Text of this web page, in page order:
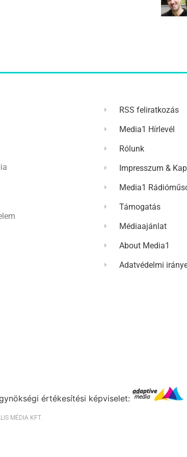
RSS feliratkozás
Media1 Hírlevél
Rólunk
Impresszum &
Media1
Támogatás
Médiaajánlat
About Media1
Adatvédelmi
értékesítési képviselet:
MÉDIA KFT.